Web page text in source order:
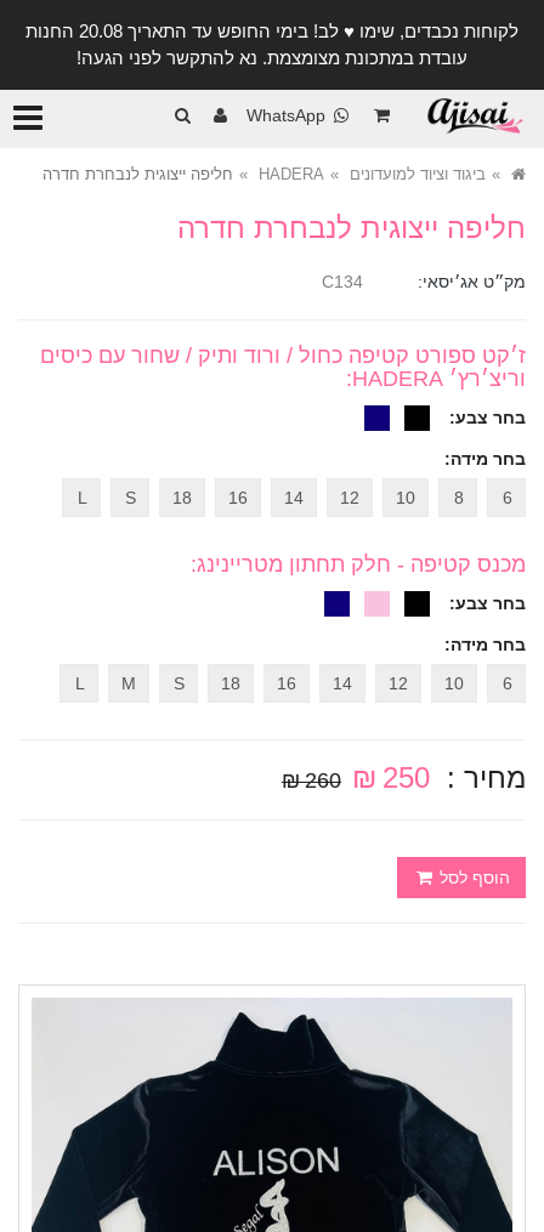
לקוחות נכבדים, שימו ♥️ לב! בימי החופש עד התאריך 20.08 החנות
עובדת במתכונת מצומצמת. נא להתקשר לפני הגעה!
WhatsApp
ביגוד וציוד למועדונים HADERA חליפה ייצוגית לנבחרת חדרה
חליפה ייצוגית לנבחרת חדרה
מק״ט אג׳יסאי:
ז׳קט ספורט קטיפה כחול / ורוד ותיק / שחור עם כיסים
וריצ׳רץ׳ HADERA
:
בחר צבע:
בחר מידה:
6
8
10
12
14
16
18
S
L
מכנס קטיפה - חלק תחתון מטריינינג:
בחר צבע:
בחר מידה:
6
10
12
14
16
18
S
M
L
מחיר : 250 ₪
260 ₪
הוסף לסל